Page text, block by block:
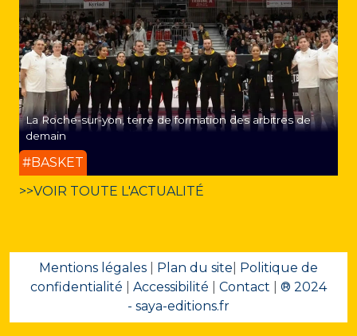
La Roche-sur-yon, terre de formation des arbitres de
demain
#BASKET
>>VOIR TOUTE L'ACTUALITÉ
Mentions légales Plan du site Politique de
confidentialité
Accessibilité Contact
® 2024
- saya-editions.fr